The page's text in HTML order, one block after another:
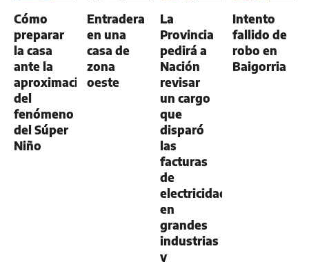
Cómo
preparar
la casa
ante la
aproximación
del
fenómeno
del Súper
Niño
Entradera
en una
casa de
zona
oeste
La
Provincia
pedirá a
Nación
revisar
un cargo
que
disparó
las
facturas
de
electricidad
en
grandes
industrias
y
Intento
fallido de
robo en
Baigorria